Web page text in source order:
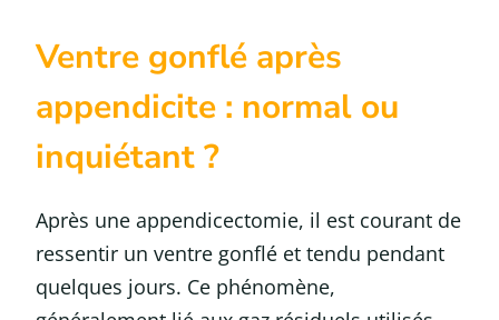
Ventre gonflé après
appendicite : normal ou
inquiétant ?
Après une appendicectomie, il est courant de
ressentir un ventre gonflé et tendu pendant
quelques jours. Ce phénomène,